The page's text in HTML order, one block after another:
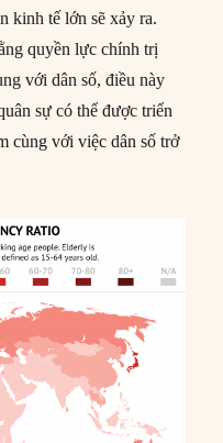
kinh tế lớn sẽ xảy ra.
quyền lực chính trị
với dân số, điều này
sự có thể được triển
cùng với việc dân số trở